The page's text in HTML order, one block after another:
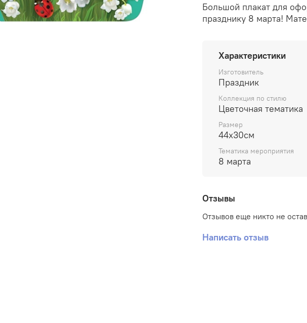
Большой плакат для
празднику 8 марта!
Характеристики
Изготовитель
Праздник
Коллекция по стилю
Цветочная тематика
Размер
44х30см
Тематика мероприятия
8 марта
Отзывы
Отзывов еще никто не
Написать отзыв